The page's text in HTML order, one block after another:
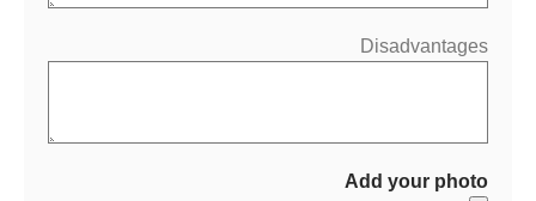
Disadvantages
Add your photo